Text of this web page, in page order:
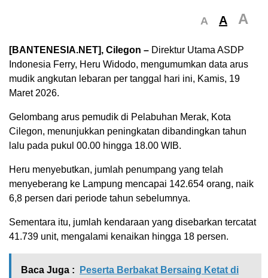
A A A
[BANTENESIA.NET], Cilegon – Direktur Utama ASDP
Indonesia Ferry, Heru Widodo, mengumumkan data arus
mudik angkutan lebaran per tanggal hari ini, Kamis, 19
Maret 2026.
Gelombang arus pemudik di Pelabuhan Merak, Kota
Cilegon, menunjukkan peningkatan dibandingkan tahun
lalu pada pukul 00.00 hingga 18.00 WIB.
Heru menyebutkan, jumlah penumpang yang telah
menyeberang ke Lampung mencapai 142.654 orang, naik
6,8 persen dari periode tahun sebelumnya.
Sementara itu, jumlah kendaraan yang disebarkan tercatat
41.739 unit, mengalami kenaikan hingga 18 persen.
Baca Juga :
Peserta Berbakat Bersaing Ketat di